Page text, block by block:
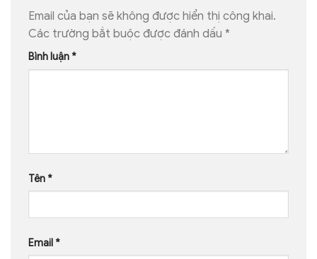
Email của bạn sẽ không được hiển thị công khai.
Các trường bắt buộc được đánh dấu *
Bình luận *
Tên *
Email *